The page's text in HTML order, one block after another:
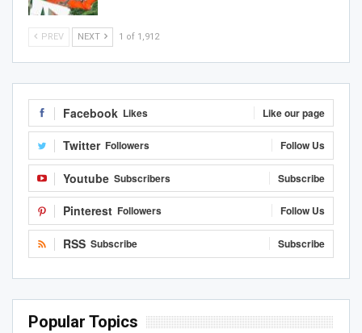
PREV NEXT 1 of 1,912
Facebook Likes Like our page
Twitter Followers Follow Us
Youtube Subscribers Subscribe
Pinterest Followers Follow Us
RSS Subscribe Subscribe
Popular Topics